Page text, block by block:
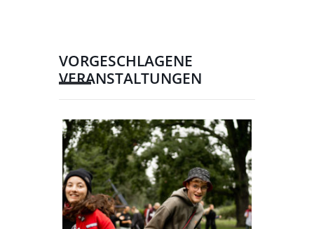
VORGESCHLAGENE
VERANSTALTUNGEN